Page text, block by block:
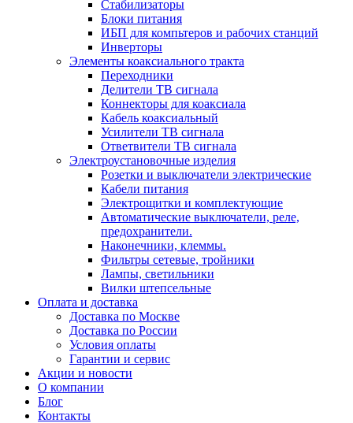
Стабилизаторы
Блоки питания
ИБП для компьтеров и рабочих станций
Инверторы
Элементы коаксиального тракта
Переходники
Делители ТВ сигнала
Коннекторы для коаксиала
Кабель коаксиальный
Усилители ТВ сигнала
Ответвители ТВ сигнала
Электроустановочные изделия
Розетки и выключатели электрические
Кабели питания
Электрощитки и комплектующие
Автоматические выключатели, реле,
предохранители.
Наконечники, клеммы.
Фильтры сетевые, тройники
Лампы, светильники
Вилки штепсельные
Оплата и доставка
Доставка по Москве
Доставка по России
Условия оплаты
Гарантии и сервис
Акции и новости
О компании
Блог
Контакты